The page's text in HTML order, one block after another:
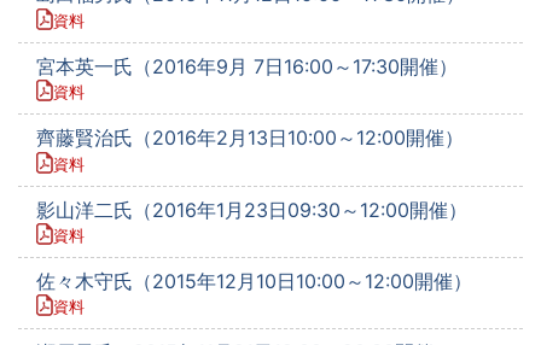
資料
宮本英一氏（2016年9月 7日16:00～17:30開催）
資料
齊藤賢治氏（2016年2月13日10:00～12:00開催）
資料
影山洋二氏（2016年1月23日09:30～12:00開催）
資料
佐々木守氏（2015年12月10日10:00～12:00開催）
資料